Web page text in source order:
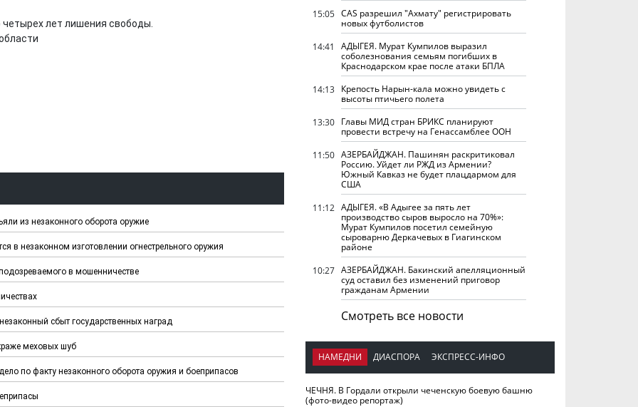
лет лишения свободы.
из незаконного оборота оружие
в незаконном изготовлении огнестрельного оружия
в мошенничестве
сбыт государственных наград
меховых шуб
по факту незаконного оборота оружия и боеприпасов
15:05 CAS разрешил "Ахмату" регистрировать
новых футболистов
14:41
АДЫГЕЯ. Мурат Кумпилов выразил
соболезнования семьям погибших в
Краснодарском крае после атаки БПЛА
14:13 Крепость Нарын-кала можно увидеть с
высоты птичьего полета
13:30 Главы МИД стран БРИКС планируют
провести встречу на Генассамблее ООН
11:50 АЗЕРБАЙДЖАН. Пашинян раскритиковал
Россию. Уйдет ли РЖД из Армении?
Южный Кавказ не будет плацдармом для
США
11:12 АДЫГЕЯ. «В Адыгее за пять лет
производство сыров выросло на 70%»:
Мурат Кумпилов посетил семейную
сыроварню Деркачевых в Гиагинском
районе
10:27 АЗЕРБАЙДЖАН. Бакинский апелляционный
суд оставил без изменений приговор
гражданам Армении
Смотреть все новости
НАМЕДНИ ДИАСПОРА ЭКСПРЕСС-ИНФО
ЧЕЧНЯ. В Гордали открыли чеченскую боевую башню
(фото-видео репортаж)